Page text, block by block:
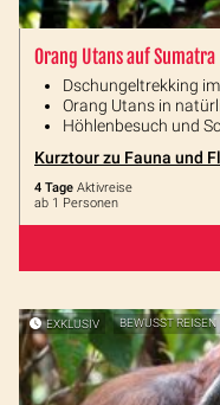
Orang Utans auf Sumatra
Dschungeltrekking
Orang Utans in
Höhlenbesuch und
Kurztour zu Fauna und
4 Tage Aktivreise
ab 1 Personen
EXKLUSIV BEWUSST REISEN